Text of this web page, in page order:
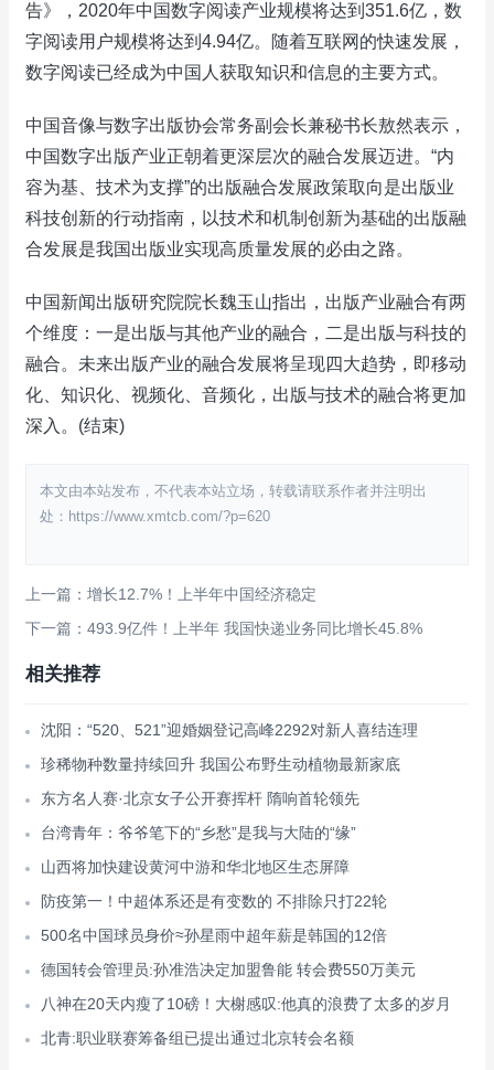
告》，2020年中国数字阅读产业规模将达到351.6亿，数
字阅读用户规模将达到4.94亿。随着互联网的快速发展，
数字阅读已经成为中国人获取知识和信息的主要方式。
中国音像与数字出版协会常务副会长兼秘书长敖然表示，
中国数字出版产业正朝着更深层次的融合发展迈进。“内
容为基、技术为支撑”的出版融合发展政策取向是出版业
科技创新的行动指南，以技术和机制创新为基础的出版融
合发展是我国出版业实现高质量发展的必由之路。
中国新闻出版研究院院长魏玉山指出，出版产业融合有两
个维度：一是出版与其他产业的融合，二是出版与科技的
融合。未来出版产业的融合发展将呈现四大趋势，即移动
化、知识化、视频化、音频化，出版与技术的融合将更加
深入。(结束)
本文由本站发布，不代表本站立场，转载请联系作者并注明出
处：https://www.xmtcb.com/?p=620
上一篇：增长12.7%！上半年中国经济稳定
下一篇：493.9亿件！上半年 我国快递业务同比增长45.8%
相关推荐
沈阳：“520、521”迎婚姻登记高峰2292对新人喜结连理
珍稀物种数量持续回升 我国公布野生动植物最新家底
东方名人赛·北京女子公开赛挥杆 隋响首轮领先
台湾青年：爷爷笔下的“乡愁”是我与大陆的“缘”
山西将加快建设黄河中游和华北地区生态屏障
防疫第一！中超体系还是有变数的 不排除只打22轮
500名中国球员身价≈孙星雨中超年薪是韩国的12倍
德国转会管理员:孙准浩决定加盟鲁能 转会费550万美元
八神在20天内瘦了10磅！大榭感叹:他真的浪费了太多的岁月
北青:职业联赛筹备组已提出通过北京转会名额